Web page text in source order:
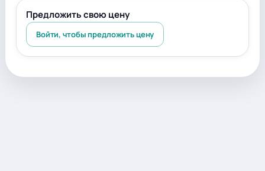
Предложить свою цену
Войти, чтобы предложить цену